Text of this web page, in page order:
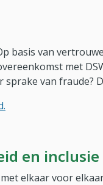
basis van
met
van fraude?
en inclusie
elkaar voor